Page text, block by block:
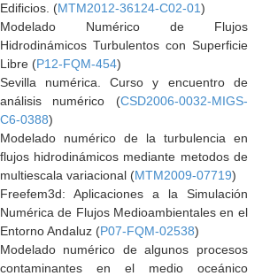
Edificios. (MTM2012-36124-C02-01)
Modelado Numérico de Flujos
Hidrodinámicos Turbulentos con Superficie
Libre (P12-FQM-454)
Sevilla numérica. Curso y encuentro de
análisis numérico (CSD2006-0032-MIGS-
C6-0388)
Modelado numérico de la turbulencia en
flujos hidrodinámicos mediante metodos de
multiescala variacional (MTM2009-07719)
Freefem3d: Aplicaciones a la Simulación
Numérica de Flujos Medioambientales en el
Entorno Andaluz (P07-FQM-02538)
Modelado numérico de algunos procesos
contaminantes en el medio oceánico